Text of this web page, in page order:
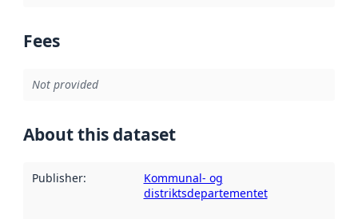
Fees
Not provided
About this dataset
Publisher:
Kommunal- og
distriktsdepartementet